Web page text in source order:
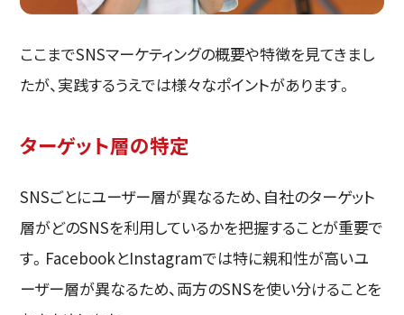
ここまでSNSマーケティングの概要や特徴を見てきまし
たが、実践するうえでは様々なポイントがあります。
ターゲット層の特定
SNSごとにユーザー層が異なるため、自社のターゲット
層がどのSNSを利用しているかを把握することが重要で
す。FacebookとInstagramでは特に親和性が高いユ
ーザー層が異なるため、両方のSNSを使い分けることを